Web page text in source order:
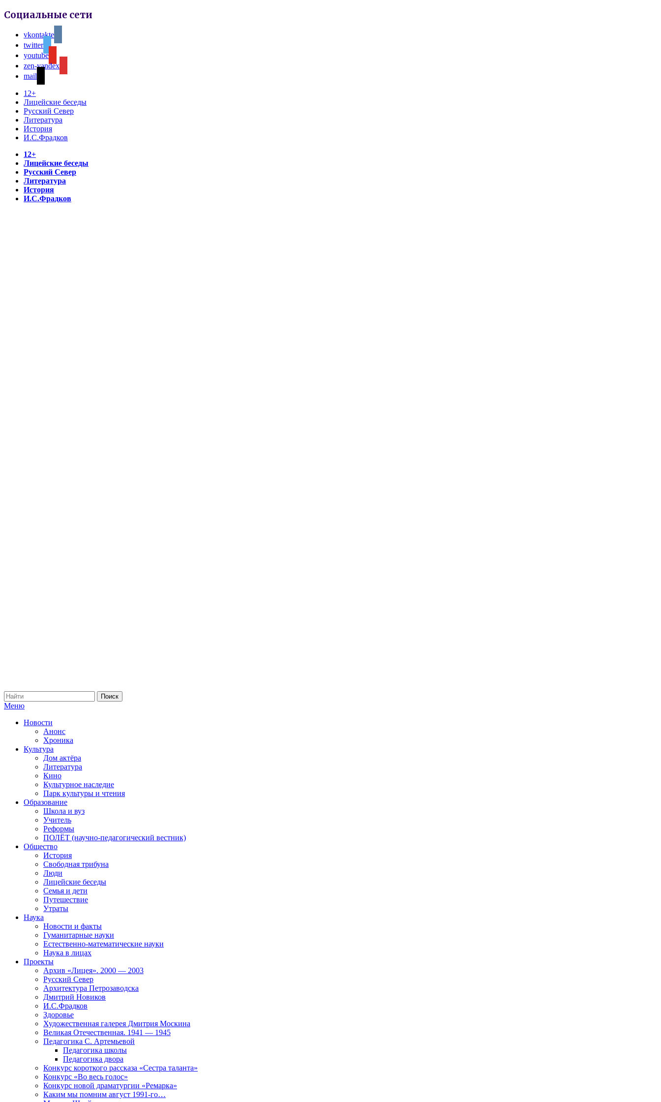
Социальные сети
vkontakte
twitter
youtube
zen-yandex
mail
12+
Лицейские беседы
Русский Север
Литература
История
И.С.Фрадков
12+
Лицейские беседы
Русский Север
Литература
История
И.С.Фрадков
Меню
Новости
Анонс
Хроника
Культура
Дом актёра
Литература
Кино
Культурное наследие
Парк культуры и чтения
Образование
Школа и вуз
Учитель
Реформы
ПОЛЁТ (научно-педагогический вестник)
Общество
История
Свободная трибуна
Люди
Лицейские беседы
Семья и дети
Путешествие
Утраты
Наука
Новости и факты
Гуманитарные науки
Естественно-математические науки
Наука в лицах
Проекты
Архив «Лицея». 2000 — 2003
Русский Север
Архитектура Петрозаводска
Дмитрий Новиков
И.С.Фрадков
Здоровье
Художественная галерея Дмитрия Москина
Великая Отечественная. 1941 — 1945
Педагогика С. Артемьевой
Педагогика школы
Педагогика двора
Конкурс короткого рассказа «Сестра таланта»
Конкурс «Во весь голос»
Конкурс новой драматургии «Ремарка»
Каким мы помним август 1991-го…